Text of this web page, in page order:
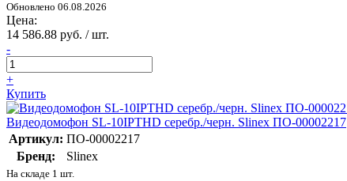
Обновлено 06.08.2026
Цена:
14 586.88 руб. / шт.
-
+
Купить
Видеодомофон SL-10IPTHD серебр./черн. Slinex ПО-00002217
Артикул: ПО-00002217
Бренд:
Slinex
На складе 1 шт.